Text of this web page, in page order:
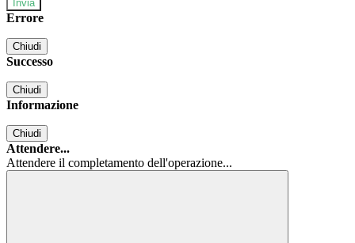
Errore
Chiudi
Successo
Chiudi
Informazione
Chiudi
Attendere...
Attendere il completamento dell'operazione...